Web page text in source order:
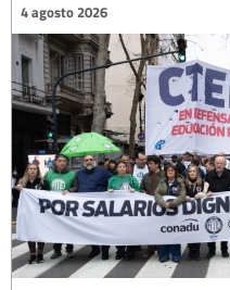
4 agosto 2026